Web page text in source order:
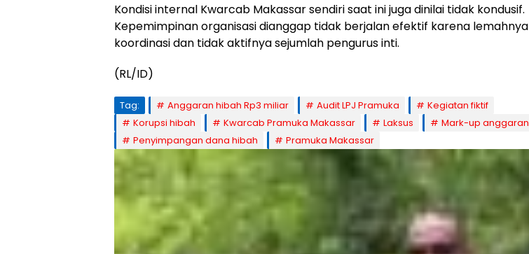
Kondisi internal Kwarcab Makassar sendiri saat ini juga dinilai tidak kondusif.
Kepemimpinan organisasi dianggap tidak berjalan efektif karena lemahnya
koordinasi dan tidak aktifnya sejumlah pengurus inti.
(RL/ID)
Tag: Anggaran hibah Rp3 miliar Audit LPJ Pramuka
Kegiatan fiktif
Korupsi hibah
Kwarcab Pramuka Makassar Laksus
Mark-up anggaran
Penyimpangan dana hibah
Pramuka Makassar